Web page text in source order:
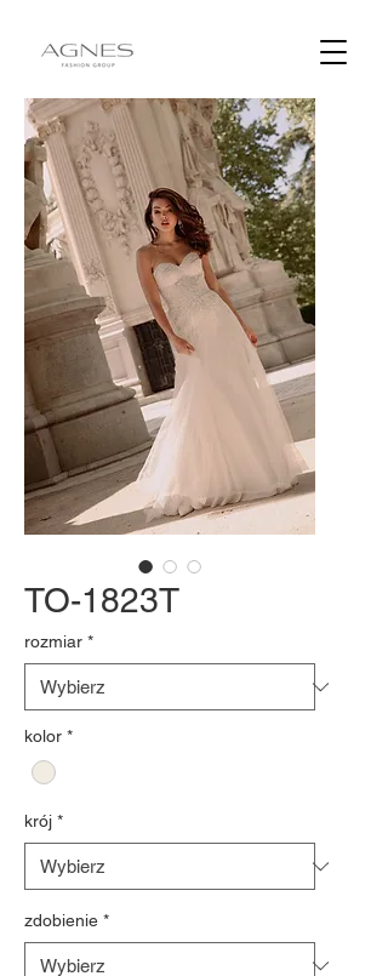
TO-1823T
rozmiar *
kolor *
krój *
zdobienie *